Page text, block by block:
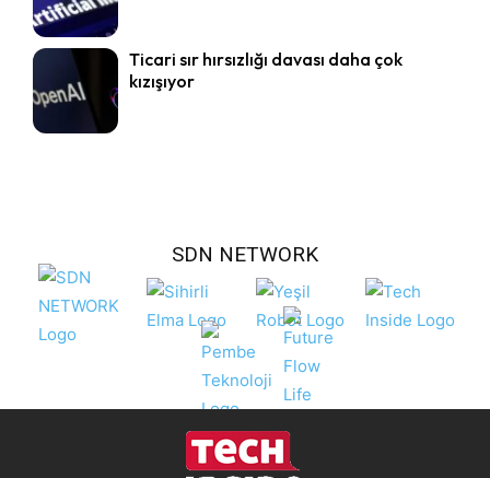
Ticari sır hırsızlığı davası daha çok
kızışıyor
SDN NETWORK